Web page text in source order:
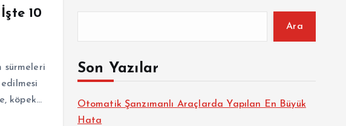
10
sürmeleri
köpek…
Ara
Son Yazılar
Otomatik Şanzımanlı Araçlarda Yapılan En Büyük
Hata